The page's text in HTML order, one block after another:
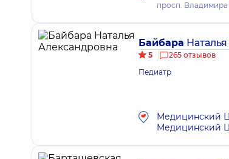
просп. Владимира
Байбара
5
265 отзывов
Педиатр
Медицинский
Медицинский